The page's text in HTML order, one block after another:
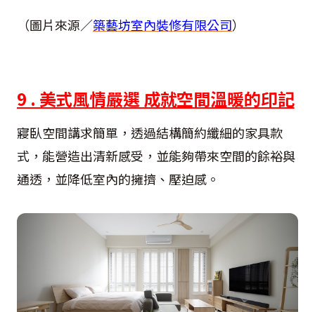
（圖片來源／築藝坊室內裝修有限公司）
9 . 美式風情嚴選 成就空間溫暖的印記
寢臥空間講求簡單，透過結構簡約纖細的家具款
式，能營造出清新感受，並能夠帶來空間的餘裕與
通透，並降低室內的擁擠、壓迫感。